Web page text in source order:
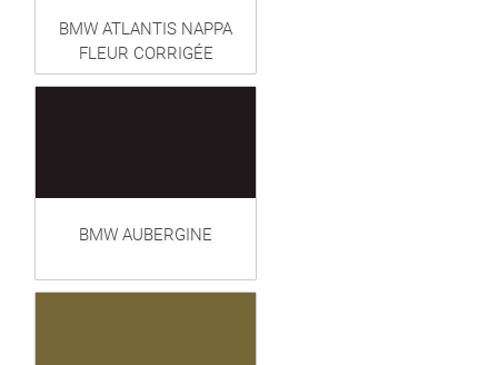
BMW ATLANTIS NAPPA
FLEUR CORRIGÉE
BMW AUBERGINE